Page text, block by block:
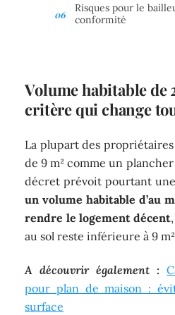
Risques pour le
conformité
Volume habitable de
critère qui change
La plupart des
de 9 m² comme un
décret prévoit pourtant
un volume habitable d’au
rendre le logement décent
au sol reste inférieure à 9
A découvrir également :
pour plan de maison :
surface